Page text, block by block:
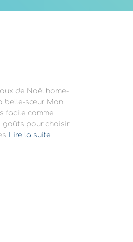
de Noël home-
belle-sœur. Mon
facile comme
goûts pour choisir
Lire la suite